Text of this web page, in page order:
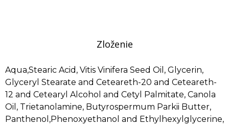
Zloženie
Aqua,Stearic Acid, Vitis Vinifera Seed Oil, Glycerin,
Glyceryl Stearate and Ceteareth-20 and Ceteareth-
12 and Cetearyl Alcohol and Cetyl Palmitate, Canola
Oil, Trietanolamine, Butyrospermum Parkii Butter,
Panthenol,Phenoxyethanol and Ethylhexylglycerine,